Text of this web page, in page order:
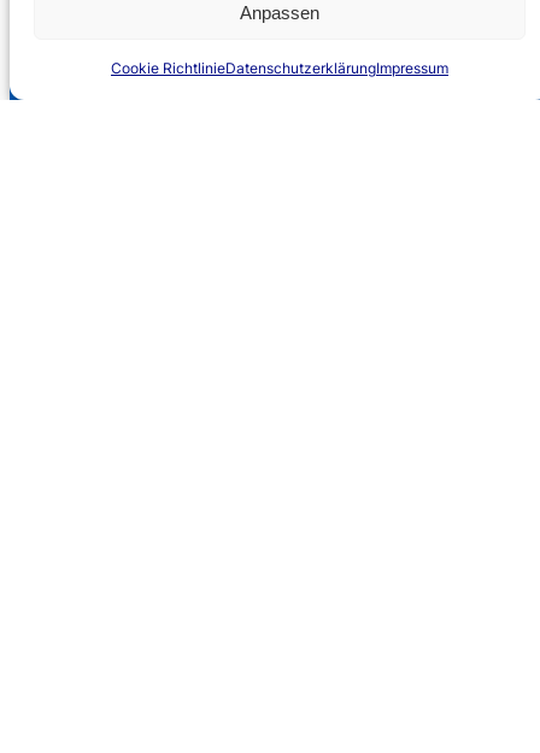
Anpassen
Cookie RichtlinieDatenschutzerklärungImpressum